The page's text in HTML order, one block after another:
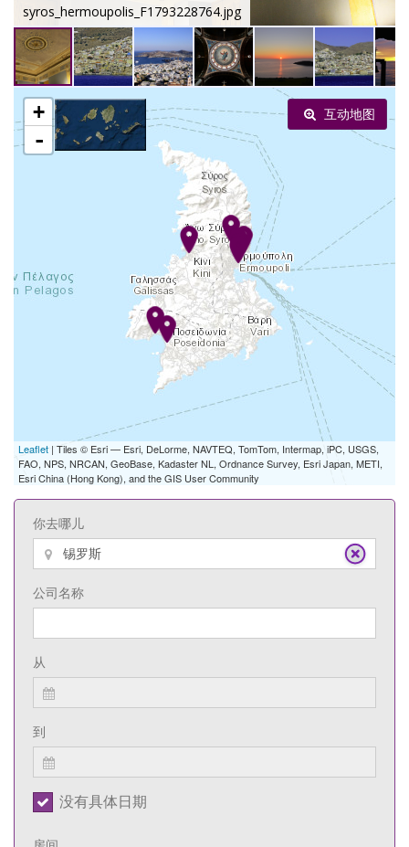
syros_hermoupolis_F1793228764.jpg
+
-
Leaflet | Tiles © Esri — Esri, DeLorme, NAVTEQ, TomTom, Intermap, iPC, USGS,
FAO, NPS, NRCAN, GeoBase, Kadaster NL, Ordnance Survey, Esri Japan, METI,
Esri China (Hong Kong), and the GIS User Community
互动地图
你去哪儿
公司名称
从
到
没有具体日期